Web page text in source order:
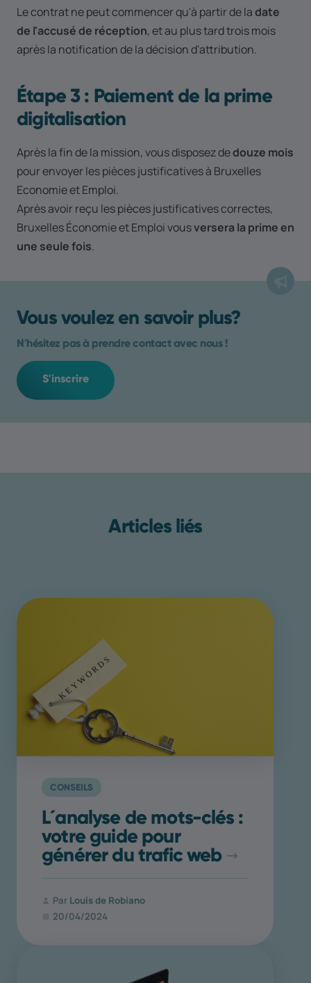
Le contrat ne peut commencer qu'à partir de ladate
de l'accusé de réception, et au plus tard trois mois
après la notification de la décision d'attribution.
Étape 3 : Paiement de la prime
digitalisation
Après la fin de la mission, vous disposez dedouze mois
pour envoyer les pièces justificatives à Bruxelles
Economie et Emploi.
Après avoir reçu les pièces justificatives correctes,
Bruxelles Économie et Emploi vousversera la prime en
une seule fois.
Vous voulez en savoir plus?
N'hésitez pas à prendre contact avec nous !
S'inscrire
Articles liés
CONSEILS
L´analyse de mots-clés :
votre guide pour
générer du trafic web
Par Louis de Robiano
20/04/2024